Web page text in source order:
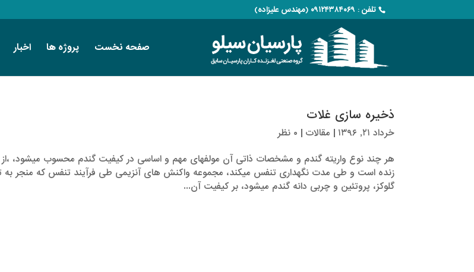
تلفن : ۰۹۱۲۴۳۸۴۰۶۹ (مهندس علیزاده)
صفحه نخست پروژه ها اخبار
ذخیره سازی غلات
خرداد ۲۱, ۱۳۹۶ | مقالات | ۰ نظر
هر چند نوع واریته گندم و مشخصات ذاتی آن مولفه­­­ای مهم و اساسی در کیفیت گندم محسوب میشود، ،از
زنده است و طی مدت نگهداری تنفس می­کند، مجموعه واکنش­ های آنزیمی طی فرآیند تنفس که منجر به
گلوکز، پروتئین و چربی دانه گندم می­شود، بر کیفیت آن...